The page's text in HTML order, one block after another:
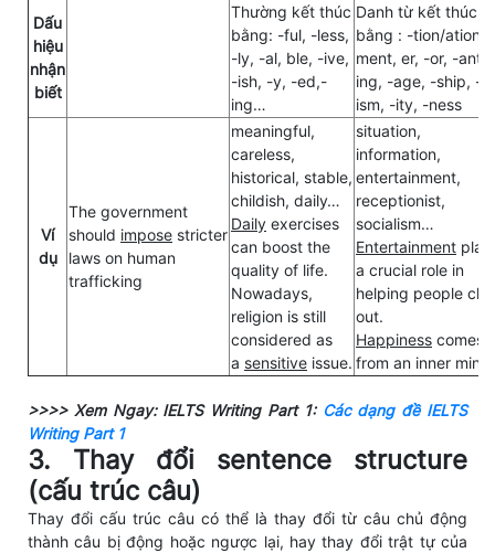
Dấu
hiệu
nhận
biết
Thường kết thúc
bằng: -ful, -less,
-ly, -al, ble, -ive,
-ish, -y, -ed,-
ing…
Danh từ kết thúc
bằng : -tion/ation,
ment, er, -or, -ant,
ing, -age, -ship, -
ism, -ity, -ness
Ví
dụ
The government
should impose stricter
laws on human
trafficking
meaningful,
careless,
historical, stable,
childish, daily…
Daily exercises
can boost the
quality of life.
Nowadays,
religion is still
considered as
a sensitive issue.
situation,
information,
entertainment,
receptionist,
socialism…
Entertainment
a crucial role in
helping people chill
out.
Happiness comes
from an inner mind.
>>>> Xem Ngay: IELTS Writing Part 1: Các dạng đề IELTS
Writing Part 1
3. Thay đổi sentence structure
(cấu trúc câu)
Thay đổi cấu trúc câu có thể là thay đổi từ câu chủ động
thành câu bị động hoặc ngược lại, hay thay đổi trật tự của